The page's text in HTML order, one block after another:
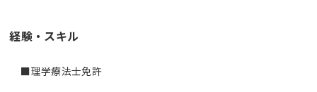
経験・スキル
■理学療法士免許